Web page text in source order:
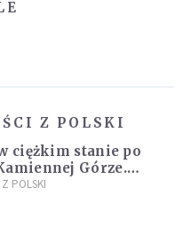
Z POLSKI
ciężkim stanie po
Górze.
dwóch
POLSKI